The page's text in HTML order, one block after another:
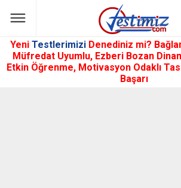
Yeni Testlerimizi Denediniz mi?
Müfredat Uyumlu, Ezberi Bozan
Etkin Öğrenme, Motivasyon Odaklı
Başarı